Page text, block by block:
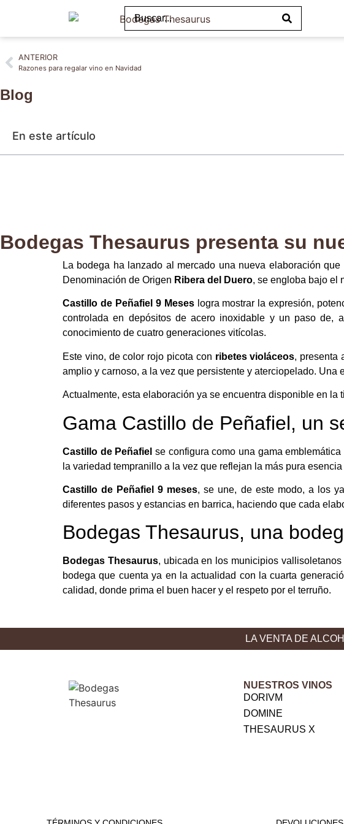
ANTERIOR
Razones para regalar vino en Navidad
Blog
En este artículo
Bodegas Thesaurus presenta su
La bodega ha lanzado al mercado una nueva elaboración
Denominación de Origen Ribera del Duero, se engloba bajo el
Castillo de Peñafiel 9 Meseslogra mostrar la expresión,
controlada en depósitos de acero inoxidable y un paso de,
conocimiento de cuatro generaciones vitícolas.
Este vino, de color rojo picota con ribetes violáceos, presenta
amplio y carnoso, a la vez que persistente y aterciopelado.
Actualmente, esta elaboración ya se encuentra disponible en la
Gama Castillo de Peñafiel, un
Castillo de Peñafiel se configura como una gama emblemática
la variedad tempranillo a la vez que reflejan la más pura esencia
Castillo de Peñafiel 9 meses, se une, de este modo, a los
diferentes pasos y estancias en barrica, haciendo que cada
Bodegas Thesaurus, una
Bodegas Thesaurus, ubicada en los municipios vallisoletanos
bodega que cuenta ya en la actualidad con la cuarta
calidad, donde prima el buen hacer y el respeto por el terruño.
LA VENTA DE
NUESTROS VINOS
DORIVM
DOMINE
THESAURUS X